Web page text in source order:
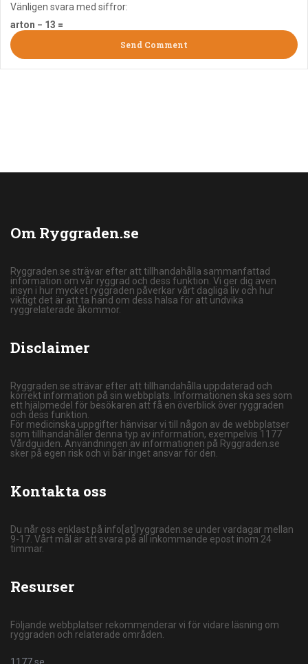
Vänligen svara med siffror:
arton − 13 =
Om Ryggraden.se
Ryggraden.se strävar efter att tillhandahålla sammanfattad
information om vår ryggrad och dess funktion. Vi ger dig även
insyn i hur mycket ryggraden påverkar vårt dagliga liv och hur
viktigt det är att ta hand om dess hälsa för att undvika
ryggrelaterade åkommor.
Disclaimer
Ryggraden.se strävar efter att tillhandahålla uppdaterad och
korrekt information på sin webbplats. Informationen ska ses som
ett hjälpmedel för besökaren att få en överblick över ryggraden
och dess funktion.
För medicinska uppgifter hänvisar vi till någon av de webbplatser
som tillhandahåller denna typ av information, exempelvis 1177
Vårdguiden. Användningen av informationen på Ryggraden.se
sker på egen risk och vi bär inget ansvar för den.
Kontakta oss
Du når oss enklast på info[at]ryggraden.se under vardagar mellan
9-17. Vårt mål är att svara på all inkommande epost inom 24
timmar.
Resurser
Följande webbplatser rekommenderar vi för vidare läsning om
ryggraden och relaterade områden.